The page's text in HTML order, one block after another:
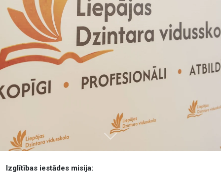
Tālāk
Izglītības iestādes misija: